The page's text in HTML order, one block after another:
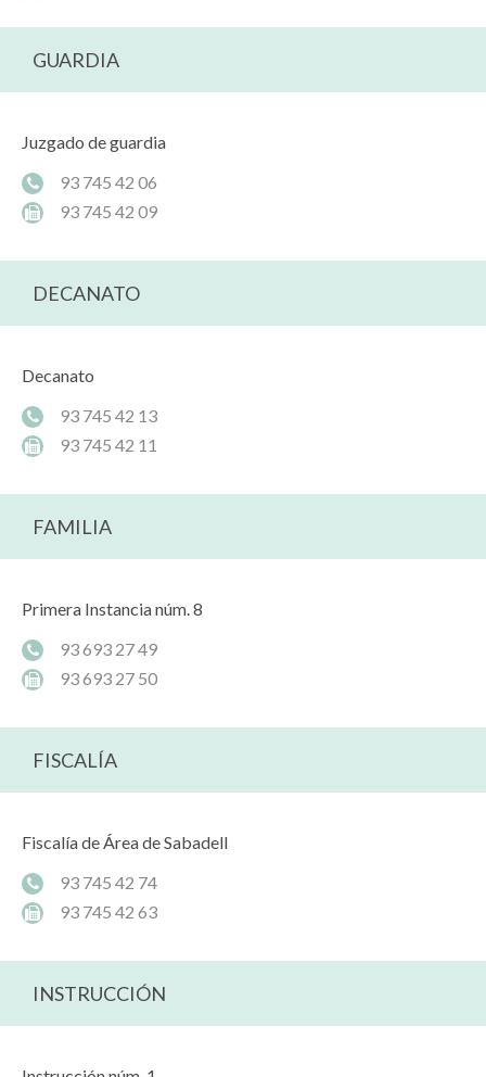
GUARDIA
Juzgado de guardia
93 745 42 06
93 745 42 09
DECANATO
Decanato
93 745 42 13
93 745 42 11
FAMILIA
Primera Instancia núm. 8
93 693 27 49
93 693 27 50
FISCALÍA
Fiscalía de Área de Sabadell
93 745 42 74
93 745 42 63
INSTRUCCIÓN